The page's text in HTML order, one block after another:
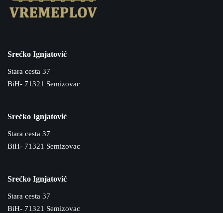
Srećko Ignjatović
Stara cesta 37
BiH- 71321 Semizovac
Srećko Ignjatović
Stara cesta 37
BiH- 71321 Semizovac
Srećko Ignjatović
Stara cesta 37
BiH- 71321 Semizovac